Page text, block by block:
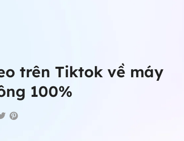
trên Tiktok về máy
100%